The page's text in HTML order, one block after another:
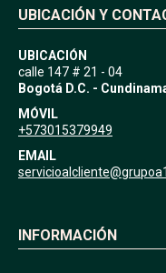
UBICACIÓN Y
UBICACIÓN
calle 147 # 21 - 04
Bogotá D.C. -
MÓVIL
+573015379949
EMAIL
INFORMACIÓN